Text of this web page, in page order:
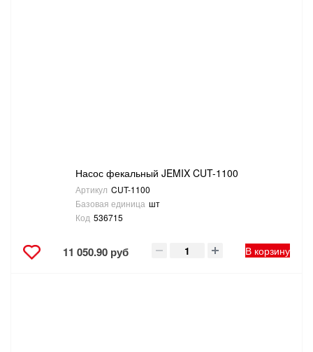
ЭЛЕКТРОМОНТАЖНЫЕ ТОВАРЫ, СВЕТОТЕХНИКА
Насос фекальный JEMIX CUT-1100
Артикул CUT-1100
Базовая единица шт
Код 536715
11 050.90 руб В корзину